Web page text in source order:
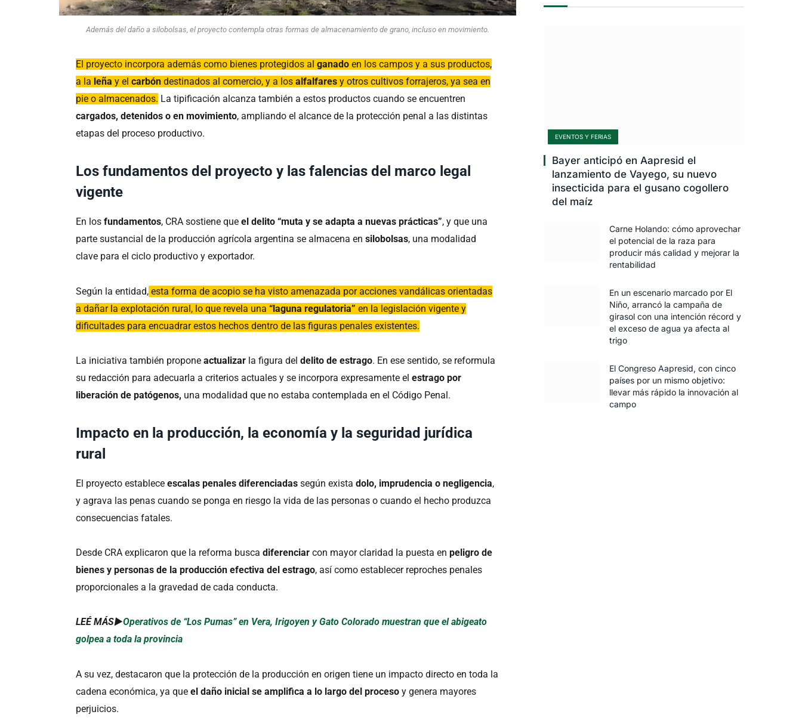
Además del daño a silobolsas, el proyecto contempla otras formas de almacenamiento de grano, incluso en movimiento.
El proyecto incorpora además como bienes protegidos alganado en los campos y a sus productos,
a la leña y elcarbón destinados al comercio, y a losalfalfares y otros cultivos forrajeros, ya sea en
pie o almacenados. La tipificación alcanza también a estos productos cuando se encuentren
cargados, detenidos o en movimiento, ampliando el alcance de la protección penal a las distintas
etapas del proceso productivo.
Los fundamentos del proyecto y las falencias del marco legal
vigente
En losfundamentos, CRA sostiene queel delito “muta y se adapta a nuevas prácticas”, y que una
parte sustancial de la producción agrícola argentina se almacena ensilobolsas, una modalidad
clave para el ciclo productivo y exportador.
Según la entidad, esta forma de acopio se ha visto amenazada por acciones vandálicas orientadas
a dañar la explotación rural, lo que revela una“laguna regulatoria” en la legislación vigente y
dificultades para encuadrar estos hechos dentro de las figuras penales existentes.
La iniciativa también proponeactualizar la figura deldelito de estrago. En ese sentido, se reformula
su redacción para adecuarla a criterios actuales y se incorpora expresamente elestrago por
liberación de patógenos, una modalidad que no estaba contemplada en el Código Penal.
Impacto en la producción, la economía y la seguridad jurídica
rural
El proyecto estableceescalas penales diferenciadas según existadolo, imprudencia o negligencia,
y agrava las penas cuando se ponga en riesgo la vida de las personas o cuando el hecho produzca
consecuencias fatales.
Desde CRA explicaron que la reforma buscadiferenciar con mayor claridad la puesta en peligro de
bienes y personas de la producción efectiva del estrago, así como establecer reproches penales
proporcionales a la gravedad de cada conducta.
LEÉ MÁS►Operativos de “Los Pumas” en Vera, Irigoyen y Gato Colorado muestran que el abigeato
golpea a toda la provincia
A su vez, destacaron que la protección de la producción en origen tiene un impacto directo en toda la
cadena económica, ya queel daño inicial se amplifica a lo largo del proceso y genera mayores
perjuicios.
EVENTOS Y FERIAS
Bayer anticipó en Aapresid el
lanzamiento de Vayego, su nuevo
insecticida para el gusano cogollero
del maíz
Carne Holando: cómo aprovechar
el potencial de la raza para
producir más calidad y mejorar la
rentabilidad
En un escenario marcado por El
Niño, arrancó la campaña de
girasol con una intención récord y
el exceso de agua ya afecta al
trigo
El Congreso Aapresid, con cinco
países por un mismo objetivo:
llevar más rápido la innovación al
campo